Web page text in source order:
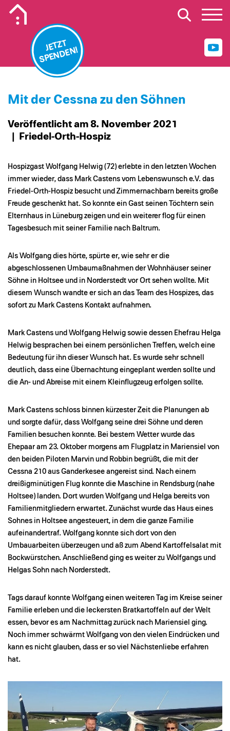
JETZT
SPENDEN!
Mit der Cessna zu den Söhnen
Veröffentlicht am 8. November 2021
| Friedel-Orth-Hospiz
Hospizgast Wolfgang Helwig (72) erlebte in den letzten Wochen
immer wieder, dass Mark Castens vom Lebenswunsch e.V. das
Friedel-Orth-Hospiz besucht und Zimmernachbarn bereits große
Freude geschenkt hat. So konnte ein Gast seinen Töchtern sein
Elternhaus in Lüneburg zeigen und ein weiterer flog für einen
Tagesbesuch mit seiner Familie nach Baltrum.
Als Wolfgang dies hörte, spürte er, wie sehr er die
abgeschlossenen Umbaumaßnahmen der Wohnhäuser seiner
Söhne in Holtsee und in Norderstedt vor Ort sehen wollte. Mit
diesem Wunsch wandte er sich an das Team des Hospizes, das
sofort zu Mark Castens Kontakt aufnahmen.
Mark Castens und Wolfgang Helwig sowie dessen Ehefrau Helga
Helwig besprachen bei einem persönlichen Treffen, welch eine
Bedeutung für ihn dieser Wunsch hat. Es wurde sehr schnell
deutlich, dass eine Übernachtung eingeplant werden sollte und
die An- und Abreise mit einem Kleinflugzeug erfolgen sollte.
Mark Castens schloss binnen kürzester Zeit die Planungen ab
und sorgte dafür, dass Wolfgang seine drei Söhne und deren
Familien besuchen konnte. Bei bestem Wetter wurde das
Ehepaar am 23. Oktober morgens am Flugplatz in Mariensiel von
den beiden Piloten Marvin und Robbin begrüßt, die mit der
Cessna 210 aus Ganderkesee angereist sind. Nach einem
dreißigminütigen Flug konnte die Maschine in Rendsburg (nahe
Holtsee) landen. Dort wurden Wolfgang und Helga bereits von
Familienmitgliedern erwartet. Zunächst wurde das Haus eines
Sohnes in Holtsee angesteuert, in dem die ganze Familie
aufeinandertraf. Wolfgang konnte sich dort von den
Umbauarbeiten überzeugen und aß zum Abend Kartoffelsalat mit
Bockwürstchen. Anschließend ging es weiter zu Wolfgangs und
Helgas Sohn nach Norderstedt.
Tags darauf konnte Wolfgang einen weiteren Tag im Kreise seiner
Familie erleben und die leckersten Bratkartoffeln auf der Welt
essen, bevor es am Nachmittag zurück nach Mariensiel ging.
Noch immer schwärmt Wolfgang von den vielen Eindrücken und
kann es nicht glauben, dass er so viel Nächstenliebe erfahren
hat.
Mobiles Logo Mission Lebenshaus